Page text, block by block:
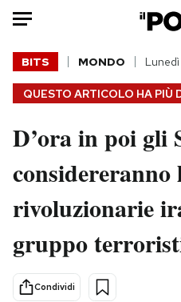
HOME
Italia
Politica
Tecnologia
Scienza
Cultura
Economia
QUESTO ARTICOLO HA PIÙ
BITS MONDO
D’ora in poi gli
considereranno
rivoluzionarie
gruppo
Condividi